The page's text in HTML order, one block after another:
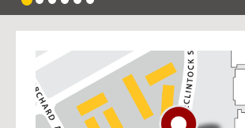
USC
Housing
G
o
t
o